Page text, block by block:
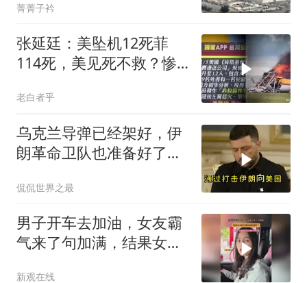
菁菁子衿
张延廷：美坠机12死菲
114死，美见死不救？惨
老白者乎
乌克兰导弹已经架好，伊
朗革命卫队也准备好了：
侃侃世界之最
男子开车去加油，女友霸
气来了句加满，结果女友
新观在线